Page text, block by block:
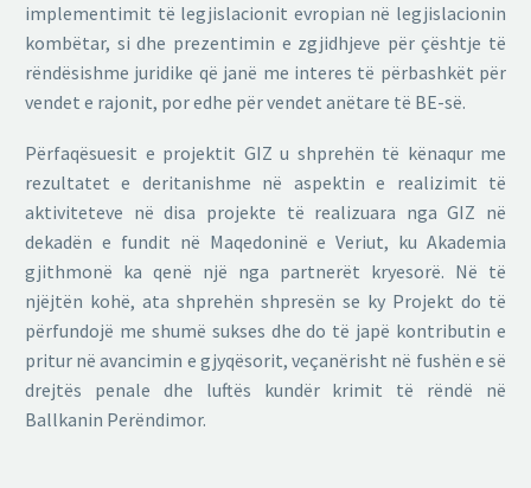
implementimit të legjislacionit evropian në legjislacionin
kombëtar, si dhe prezentimin e zgjidhjeve për çështje të
rëndësishme juridike që janë me interes të përbashkët për
vendet e rajonit, por edhe për vendet anëtare të BE-së.
Përfaqësuesit e projektit GIZ u shprehën të kënaqur me
rezultatet e deritanishme në aspektin e realizimit të
aktiviteteve në disa projekte të realizuara nga GIZ në
dekadën e fundit në Maqedoninë e Veriut, ku Akademia
gjithmonë ka qenë një nga partnerët kryesorë. Në të
njëjtën kohë, ata shprehën shpresën se ky Projekt do të
përfundojë me shumë sukses dhe do të japë kontributin e
pritur në avancimin e gjyqësorit, veçanërisht në fushën e së
drejtës penale dhe luftës kundër krimit të rëndë në
Ballkanin Perëndimor.